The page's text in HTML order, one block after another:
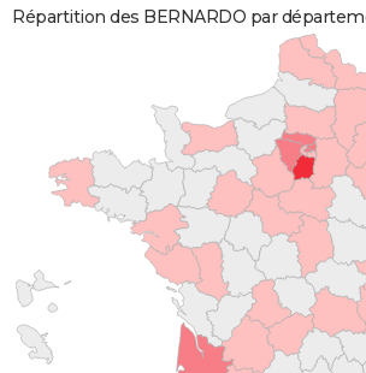
Répartition des BERNARDO par